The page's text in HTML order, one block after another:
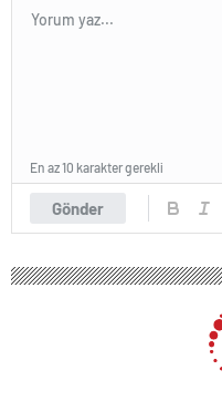
Gönder
En az 10 karakter gerekli